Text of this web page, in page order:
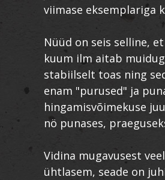
viimase eksemplariga
Nüüd on seis selline,
kuum ilm aitab
stabiilselt toas ning
enam "purused" ja
hingamisvõimekuse
nö punases,
Vidina mugavusest
ühtlasem, seade on